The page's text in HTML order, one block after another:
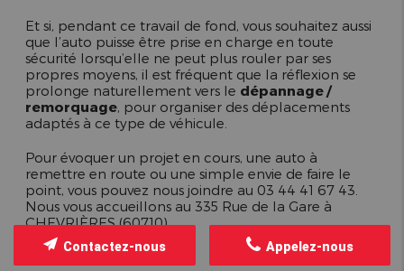
Et si, pendant ce travail de fond, vous souhaitez aussi
que l’auto puisse être prise en charge en toute
sécurité lorsqu’elle ne peut plus rouler par ses
propres moyens, il est fréquent que la réflexion se
prolonge naturellement vers le dépannage /
remorquage, pour organiser des déplacements
adaptés à ce type de véhicule.
Pour évoquer un projet en cours, une auto à
remettre en route ou une simple envie de faire le
point, vous pouvez nous joindre au 03 44 41 67 43.
Nous vous accueillons au 335 Rue de la Gare à
CHEVRIÈRES (60710).
Appelez-nous
Contactez-nous